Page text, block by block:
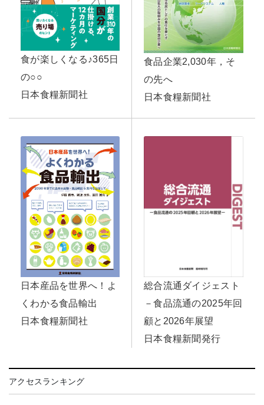
食が楽しくなる♪365日
の○○
日本食糧新聞社
食品企業2,030年，そ
の先へ
日本食糧新聞社
日本産品を世界へ！よ
くわかる食品輸出
日本食糧新聞社
総合流通ダイジェスト
－食品流通の2025年回
顧と2026年展望
日本食糧新聞発行
アクセスランキング